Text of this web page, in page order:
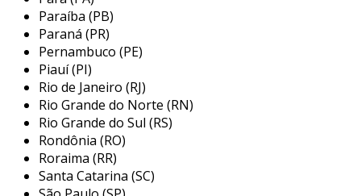
permitindo uma gama ampla de aplicações que
ajudam a otimizar processos e a aumentar a
eficiência operacional. aqui estão algumas das
principais utilizações:
monitoramento remoto:
operadores acompanhem dados em
tempo real, como o desempenho de
máquinas e sistemas, a partir de qualquer
dispositivos conectado à rede.
Paraíba (PB)
Paraná (PR)
Pernambuco (PE)
Piauí (PI)
Rio de Janeiro (RJ)
Rio Grande do Norte (RN)
Rio Grande do Sul (RS)
Rondônia (RO)
Roraima (RR)
Santa Catarina (SC)